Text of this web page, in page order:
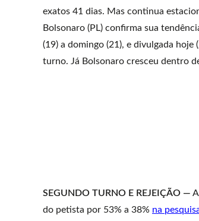
exatos 41 dias. Mas continua
Bolsonaro (PL) confirma sua
(19) a domingo (21), e divulgada
turno. Já Bolsonaro cresceu dentro
SEGUNDO TURNO E REJEIÇÃO —
do petista por 53% a 38% na